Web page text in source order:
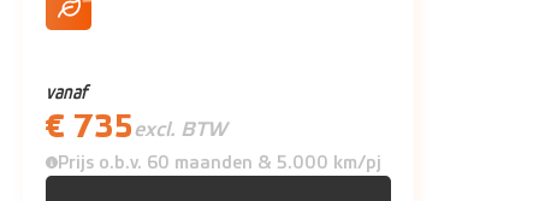
vanaf
€ 735 excl. BTW
Prijs o.b.v. 60 maanden & 5.000 km/pj